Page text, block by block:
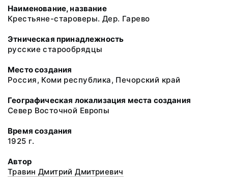
Наименование, название
Крестьяне-староверы. Дер. Гарево
Этническая принадлежность
русские старообрядцы
Место создания
Россия, Коми республика, Печорский край
Географическая локализация места создания
Север Восточной Европы
Время создания
1925 г.
Автор
Травин Дмитрий Дмитриевич